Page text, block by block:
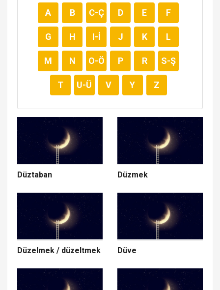
A B C-Ç D E F
G H I-İ J K L
M N O-Ö P R S-Ş
T U-Ü V Y Z
Düztaban Düzmek
Düzelmek / düzeltmek Düve